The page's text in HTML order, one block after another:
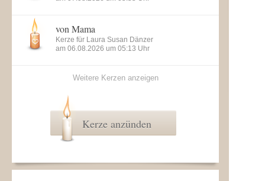
von Mama
Kerze für Laura Susan Dänzer
am 06.08.2026 um 05:13 Uhr
Weitere Kerzen anzeigen
Kerze anzünden